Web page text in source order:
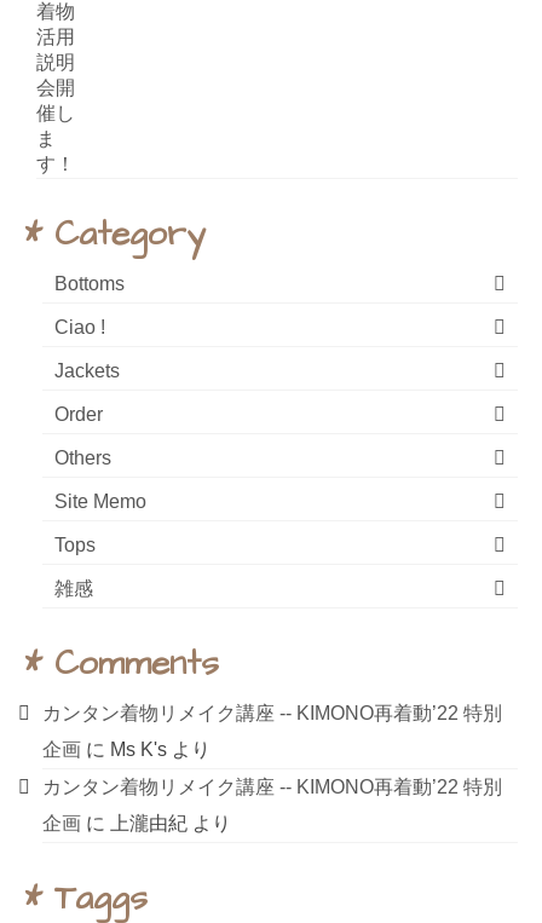
* Category
Bottoms
Ciao !
Jackets
Order
Others
Site Memo
Tops
雑感
* Comments
カンタン着物リメイク講座 ‐‐ KIMONO再着動’22 特別
企画 に Ms K's より
カンタン着物リメイク講座 ‐‐ KIMONO再着動’22 特別
企画 に 上瀧由紀 より
* Taggs